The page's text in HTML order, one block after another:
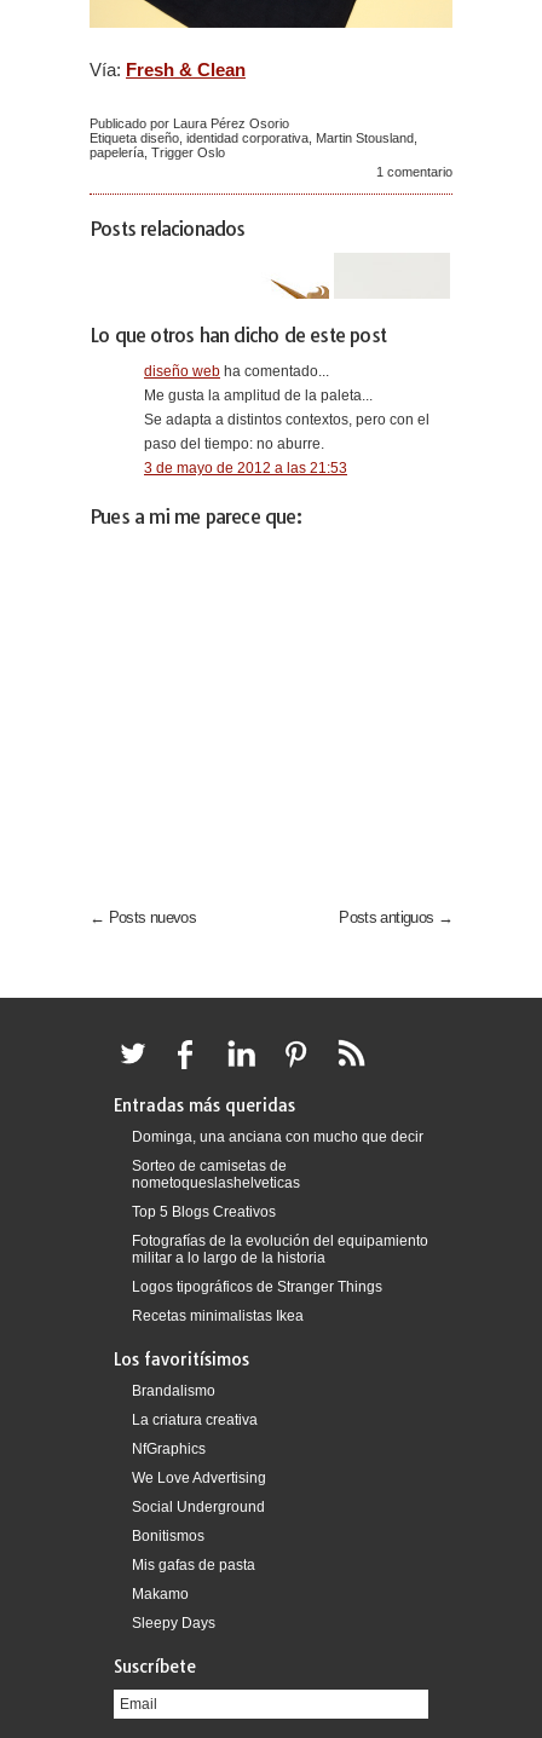
Vía: Fresh & Clean
Publicado por Laura Pérez Osorio
Etiqueta diseño identidad corporativa Martin Stousland
papelería Trigger Oslo
1 comentario
Posts relacionados
Lo que otros han dicho de este post
diseño web ha comentado...
Me gusta la amplitud de la paleta...
Se adapta a distintos contextos, pero con el
paso del tiempo: no aburre.
3 de mayo de 2012 a las 21:53
Pues a mi me parece que:
← Posts nuevos Posts antiguos →
Entradas más queridas
Dominga, una anciana con mucho que decir
Sorteo de camisetas de
nometoqueslashelveticas
Top 5 Blogs Creativos
Fotografías de la evolución del equipamiento
militar a lo largo de la historia
Logos tipográficos de Stranger Things
Recetas minimalistas Ikea
Los favoritísimos
Brandalismo
La criatura creativa
NfGraphics
We Love Advertising
Social Underground
Bonitismos
Mis gafas de pasta
Makamo
Sleepy Days
Suscríbete